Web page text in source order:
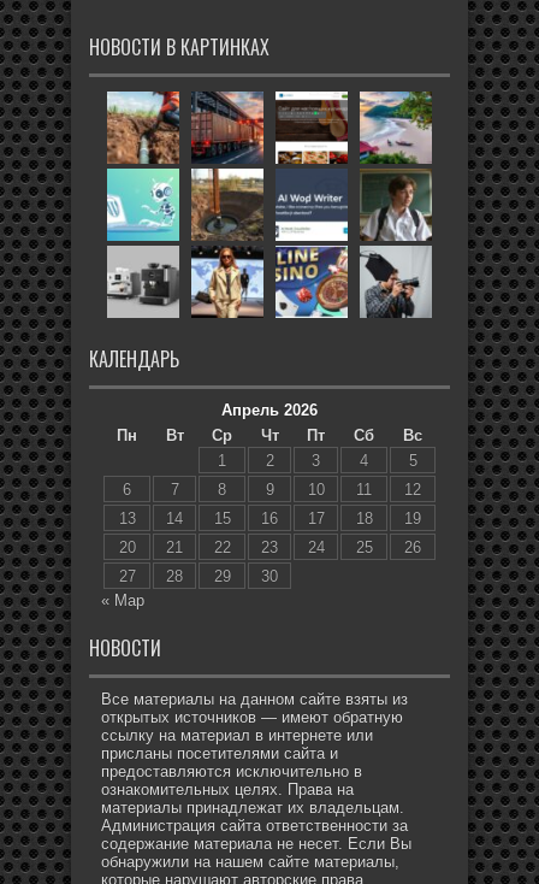
НОВОСТИ В КАРТИНКАХ
КАЛЕНДАРЬ
Апрель 2026
Пн
Вт Ср Чт Пт Сб
Вс
1
2 3 4
5
6
7 8 9 10 11
12
13
14 15 16 17 18
19
20
21 22 23 24 25
26
27
28 29
30
« Мар
НОВОСТИ
Все материалы на данном сайте взяты из
открытых источников — имеют обратную
ссылку на материал в интернете или
присланы посетителями сайта и
предоставляются исключительно в
ознакомительных целях. Права на
материалы принадлежат их владельцам.
Администрация сайта ответственности за
содержание материала не несет. Если Вы
обнаружили на нашем сайте материалы,
которые нарушают авторские права,